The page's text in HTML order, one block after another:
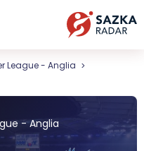
League - Anglia
- Anglia